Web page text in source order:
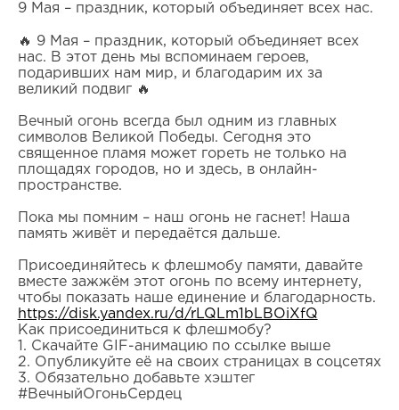
9 Мая – праздник, который объединяет всех нас.
🔥 9 Мая – праздник, который объединяет всех
нас. В этот день мы вспоминаем героев,
подаривших нам мир, и благодарим их за
великий подвиг 🔥
Вечный огонь всегда был одним из главных
символов Великой Победы. Сегодня это
священное пламя может гореть не только на
площадях городов, но и здесь, в онлайн-
пространстве.
Пока мы помним – наш огонь не гаснет! Наша
память живёт и передаётся дальше.
Присоединяйтесь к флешмобу памяти, давайте
вместе зажжём этот огонь по всему интернету,
чтобы показать наше единение и благодарность.
https://disk.yandex.ru/d/rLQLm1bLBOiXfQ
Как присоединиться к флешмобу?
1. Скачайте GIF-анимацию по ссылке выше
2. Опубликуйте её на своих страницах в соцсетях
3. Обязательно добавьте хэштег
#ВечныйОгоньСердец